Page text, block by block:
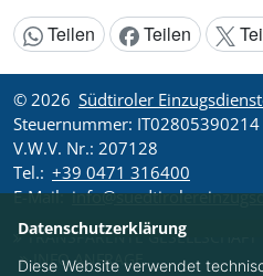
Inhalt teilen:
Teilen Teilen
© 2026 Südtiroler
Steuernummer: IT02805390214
V.W.V. Nr.: 207128
Tel.: +39 0471 316400
E-Mail:
TRANSPARENTE GESELLSCHAFT
INFO ANFRAGE
Datenschutzerklärung
Diese Website verwendet